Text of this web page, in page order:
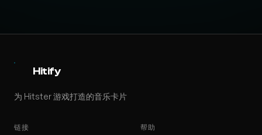
Hitify
为 Hitster 游戏打造的音乐卡片
链接 帮助